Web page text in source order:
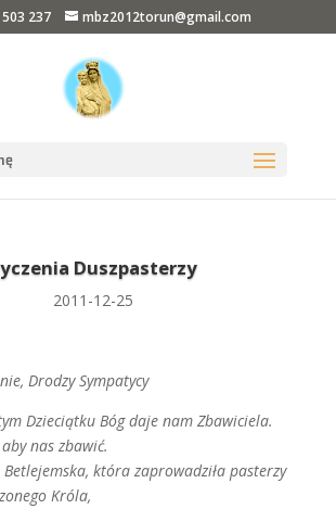
237 mbz2012torun@gmail.com
Duszpasterzy
2011-12-25
Drodzy Sympatycy
Dzieciątku Bóg daje nam Zbawiciela.
nas zbawić.
która zaprowadziła pasterzy
Króla,